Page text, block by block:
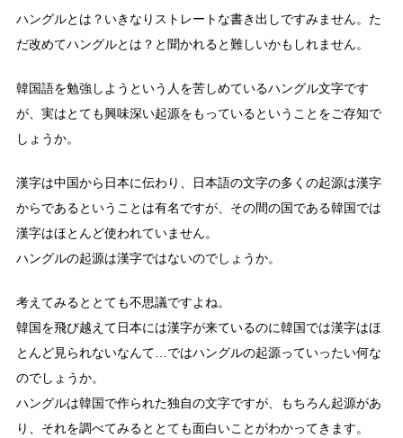
ハングルとは？いきなりストレートな書き出しですみません。た
だ改めてハングルとは？と聞かれると難しいかもしれません。
韓国語を勉強しようという人を苦しめているハングル文字です
が、実はとても興味深い起源をもっているということをご存知で
しょうか。
漢字は中国から日本に伝わり、日本語の文字の多くの起源は漢字
からであるということは有名ですが、その間の国である韓国では
漢字はほとんど使われていません。
ハングルの起源は漢字ではないのでしょうか。
考えてみるととても不思議ですよね。
韓国を飛び越えて日本には漢字が来ているのに韓国では漢字はほ
とんど見られないなんて…ではハングルの起源っていったい何な
のでしょうか。
ハングルは韓国で作られた独自の文字ですが、もちろん起源があ
り、それを調べてみるととても面白いことがわかってきます。